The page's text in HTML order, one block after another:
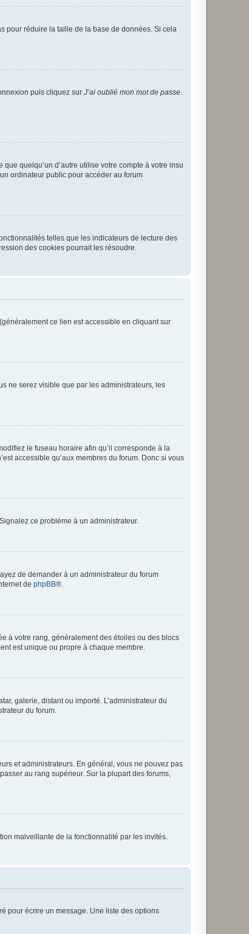
pour réduire la taille de la base de données. Si cela
puis cliquez sur J’ai oublié mon mot de passe.
quelqu’un d’autre utilise votre compte à votre insu
ordinateur public pour accéder au forum
telles que les indicateurs de lecture des
des cookies pourrait les résoudre.
ce lien est accessible en cliquant sur
ne serez visible que par les administrateurs, les
le fuseau horaire afin qu’il corresponde à la
accessible qu’aux membres du forum. Donc si vous
ce problème à un administrateur.
de demander à un administrateur du forum
de phpBB®.
à votre rang, généralement des étoiles ou des blocs
est unique ou propre à chaque membre.
galerie, distant ou importé. L’administrateur du
du forum.
et administrateurs. En général, vous ne pouvez pas
au rang supérieur. Sur la plupart des forums,
malveillante de la fonctionnalité par les invités.
pour écrire un message. Une liste des options